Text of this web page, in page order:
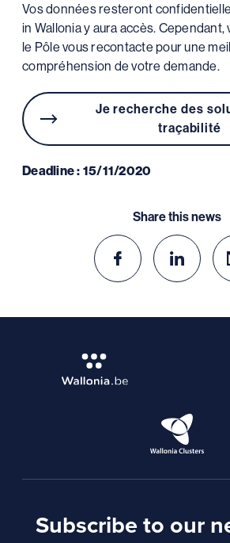
Vos données resteront
in Wallonia y aura accès.
le Pôle vous recontacte pour une
compréhension de votre demande.
Je recherche des
traçabilité
Deadline : 15/11/2020
Share this news
Subscribe to our